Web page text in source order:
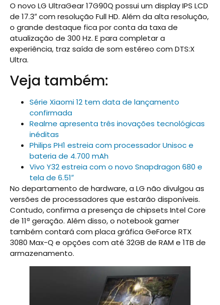
O novo LG UltraGear 17G90Q possui um display IPS LCD
de 17.3″ com resolução Full HD. Além da alta resolução,
o grande destaque fica por conta da taxa de
atualização de 300 Hz. E para completar a
experiência, traz saída de som estéreo com DTS:X
Ultra.
Veja também:
Série Xiaomi 12 tem data de lançamento
confirmada
Realme apresenta três inovações tecnológicas
inéditas
Philips PH1 estreia com processador Unisoc e
bateria de 4.700 mAh
Vivo Y32 estreia com o novo Snapdragon 680 e
tela de 6.51″
No departamento de hardware, a LG não divulgou as
versões de processadores que estarão disponíveis.
Contudo, confirma a presença de chipsets Intel Core
de 11ª geração. Além disso, o notebook gamer
também contará com placa gráfica GeForce RTX
3080 Max-Q e opções com até 32GB de RAM e 1TB de
armazenamento.